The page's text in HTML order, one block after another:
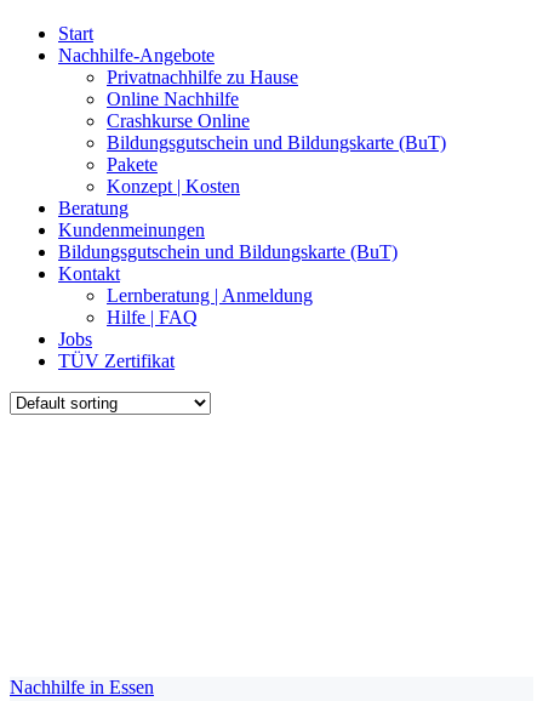
Start
Nachhilfe-Angebote
Privatnachhilfe zu Hause
Online Nachhilfe
Crashkurse Online
Bildungsgutschein und Bildungskarte (BuT)
Pakete
Konzept | Kosten
Beratung
Kundenmeinungen
Bildungsgutschein und Bildungskarte (BuT)
Kontakt
Lernberatung | Anmeldung
Hilfe | FAQ
Jobs
TÜV Zertifikat
Nachhilfe in Essen